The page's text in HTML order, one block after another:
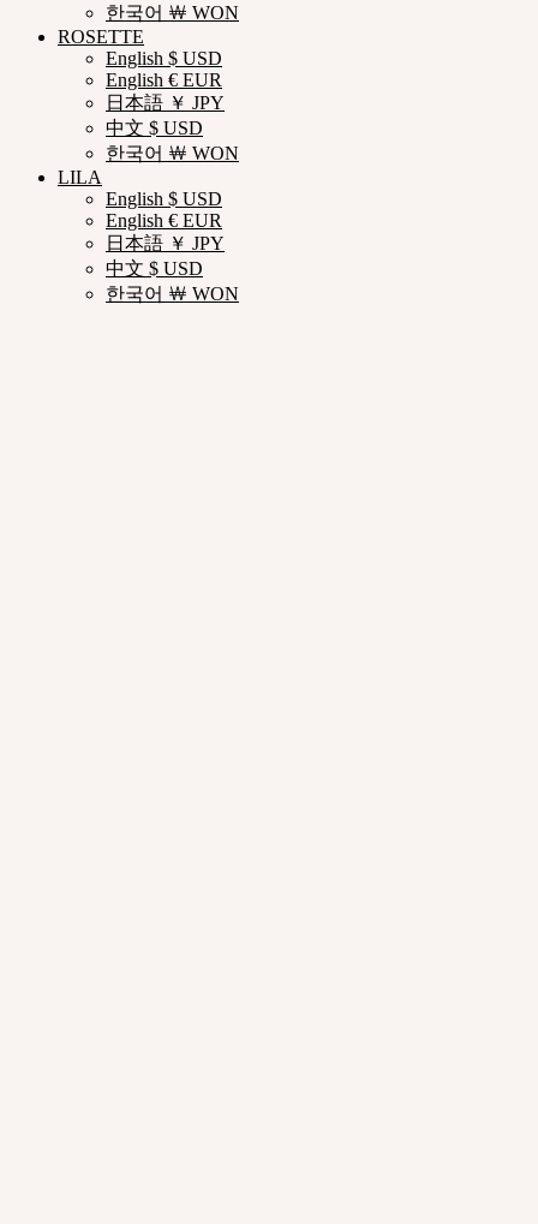
한국어 ￦ WON
ROSETTE
English $ USD
English € EUR
日本語 ￥ JPY
中文 $ USD
한국어 ￦ WON
LILA
English $ USD
English € EUR
日本語 ￥ JPY
中文 $ USD
한국어 ￦ WON